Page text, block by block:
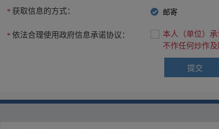
* 获取信息的方式： 邮寄
* 依法合理使用政府信息承诺协议：
本人（单位）
不作任何炒作